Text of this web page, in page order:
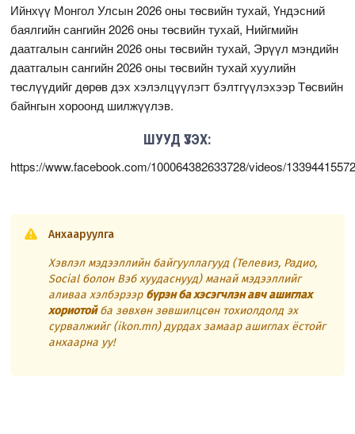
Ийнхүү Монгол Улсын 2026 оны төсвийн тухай, Үндэсний
баялгийн сангийн 2026 оны төсвийн тухай, Нийгмийн
даатгалын сангийн 2026 оны төсвийн тухай, Эрүүл мэндийн
даатгалын сангийн 2026 оны төсвийн тухай хуулийн
төслүүдийг дөрөв дэх хэлэлцүүлэгт бэлтгүүлэхээр Төсвийн
байнгын хороонд шилжүүлэв.
ШУУД ҮЗЭХ:
https://www.facebook.com/100064382633728/videos/
Анхааруулга
Хэвлэл мэдээллийн байгууллагууд (Телевиз, Радио,
Social болон Вэб хуудаснууд) манай мэдээллийг
аливаа хэлбэрээр бүрэн ба хэсэгчлэн авч ашиглах
хориотойба зөвхөн зөвшилцсөн тохиолдолд эх
сурвалжийг (ikon.mn) дурдах замаар ашиглах ёстойг
анхаарна уу!